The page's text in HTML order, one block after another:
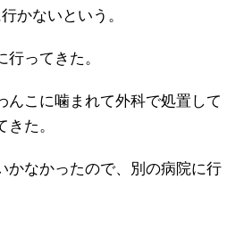
かないという。
ってきた。
んこに噛まれて外科で処置して
た。
かなかったので、別の病院に行